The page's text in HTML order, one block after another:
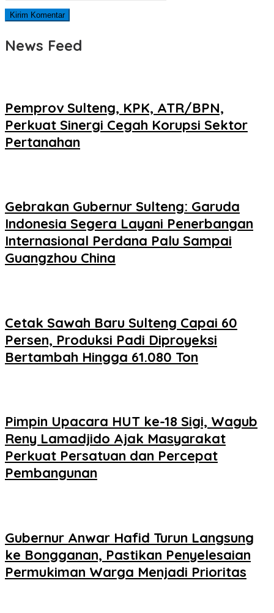
News Feed
Pemprov Sulteng, KPK, ATR/BPN,
Perkuat Sinergi Cegah Korupsi Sektor
Pertanahan
Gebrakan Gubernur Sulteng: Garuda
Indonesia Segera Layani Penerbangan
Internasional Perdana Palu Sampai
Guangzhou China
Cetak Sawah Baru Sulteng Capai 60
Persen, Produksi Padi Diproyeksi
Bertambah Hingga 61.080 Ton
Pimpin Upacara HUT ke-18 Sigi, Wagub
Reny Lamadjido Ajak Masyarakat
Perkuat Persatuan dan Percepat
Pembangunan
Gubernur Anwar Hafid Turun Langsung
ke Bongganan, Pastikan Penyelesaian
Permukiman Warga Menjadi Prioritas